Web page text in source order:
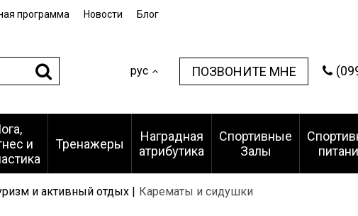
программа Новости Блог
рус ПОЗВОНИТЕ МНЕ
и
Тренажеры
Наградная
атрибутика
Спортивные
Залы
и активный отдых | Карематы и сидушки